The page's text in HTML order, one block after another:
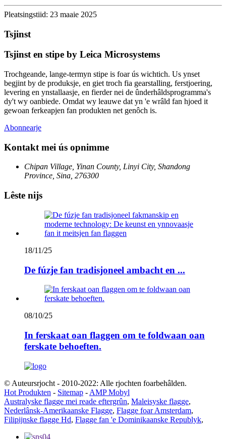
Pleatsingstiid: 23 maaie 2025
Tsjinst
Tsjinst en stipe by Leica Microsystems
Trochgeande, lange-termyn stipe is foar ús wichtich. Us ynset
begjint by de produksje, en giet troch fia gearstalling, ferstjoering,
levering en ynstallaasje, en fierder nei de ûnderhâldsprogramma's
dy't wy oanbiede. Omdat wy leauwe dat yn 'e wrâld fan hjoed it
gewoan ferkeapjen fan produkten net genôch is.
Abonnearje
Kontakt mei ús opnimme
Chipan Village, Yinan County, Linyi City, Shandong
Province, Sina, 276300
Lêste nijs
18/11/25
De fúzje fan tradisjoneel ambacht en ...
08/10/25
In ferskaat oan flaggen om te foldwaan oan
ferskate behoeften.
© Auteursrjocht - 2010-2022: Alle rjochten foarbehâlden.
Hot Produkten - Sitemap - AMP Mobyl
Australyske flagge mei reade eftergrûn, Maleisyske flagge,
Nederlânsk-Amerikaanske Flagge, Flagge foar Amsterdam,
Filipijnske flagge Hd, Flagge fan 'e Dominikaanske Republyk,